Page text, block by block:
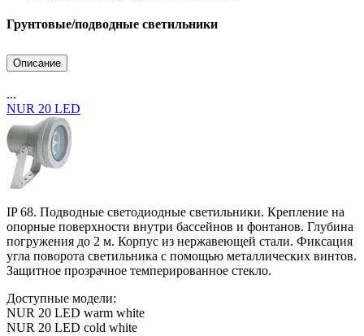
Грунтовые/подводные светильники
Описание
...
NUR 20 LED
IP 68. Подводные светодиодные светильники. Крепление на
опорные поверхности внутри бассейнов и фонтанов. Глубина
погружения до 2 м. Корпус из нержавеющей стали. Фиксация
угла поворота светильника с помощью металлических винтов.
Защитное прозрачное темперированное стекло.
Доступные модели:
NUR 20 LED warm white
NUR 20 LED cold white